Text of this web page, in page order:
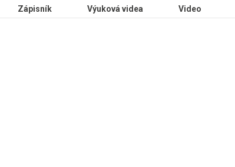
Zápisník Výuková videa Video